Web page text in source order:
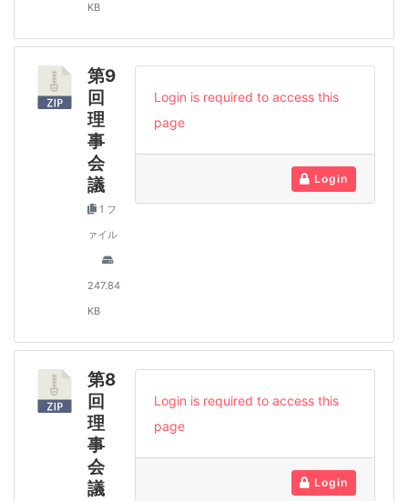
KB
第9
回
理
事
会
議
1 フ
ァイル
247.84
KB
Login is required to access this
page
Login
第8
回
理
事
会
議
Login is required to access this
page
Login